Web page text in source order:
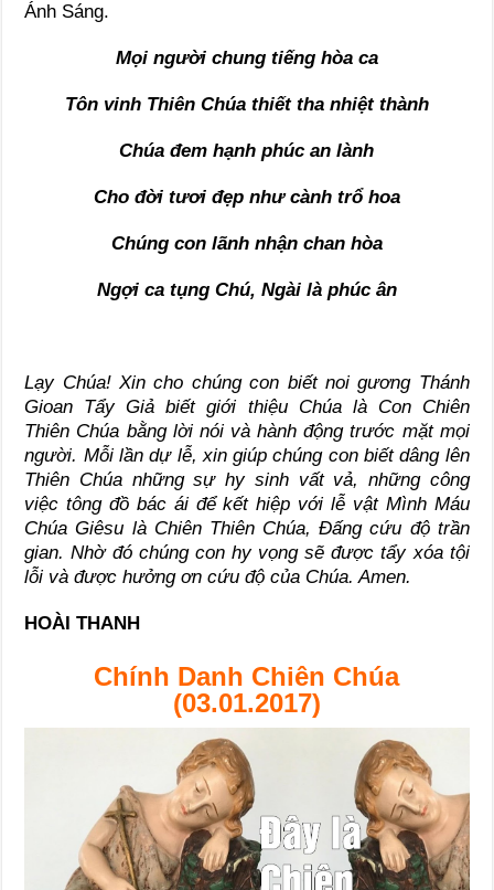
Ánh Sáng.
Mọi người chung tiếng hòa ca
Tôn vinh Thiên Chúa thiết tha nhiệt thành
Chúa đem hạnh phúc an lành
Cho đời tươi đẹp như cành trổ hoa
Chúng con lãnh nhận chan hòa
Ngợi ca tụng Chú, Ngài là phúc ân
Lạy Chúa! Xin cho chúng con biết noi gương Thánh
Gioan Tẩy Giả biết giới thiệu Chúa là Con Chiên
Thiên Chúa bằng lời nói và hành động trước mặt mọi
người. Mỗi lần dự lễ, xin giúp chúng con biết dâng lên
Thiên Chúa những sự hy sinh vất vả, những công
việc tông đồ bác ái để kết hiệp với lễ vật Mình Máu
Chúa Giêsu là Chiên Thiên Chúa, Đấng cứu độ trần
gian. Nhờ đó chúng con hy vọng sẽ được tẩy xóa tội
lỗi và được hưởng ơn cứu độ của Chúa. Amen.
HOÀI THANH
Chính Danh Chiên Chúa
(03.01.2017)